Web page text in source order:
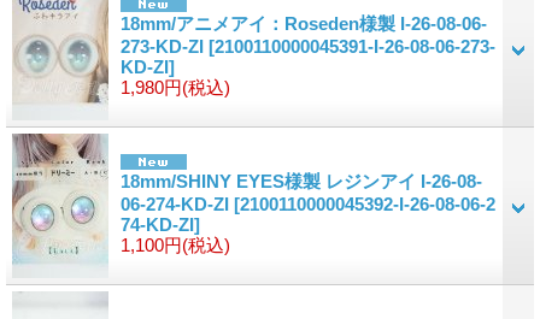
18mm/アニメアイ：Roseden様製 I-26-08-06-
273-KD-ZI [2100110000045391-I-26-08-06-273-
KD-ZI]
1,980円(税込)
18mm/SHINY EYES様製 レジンアイ I-26-08-
06-274-KD-ZI [2100110000045392-I-26-08-06-2
74-KD-ZI]
1,100円(税込)